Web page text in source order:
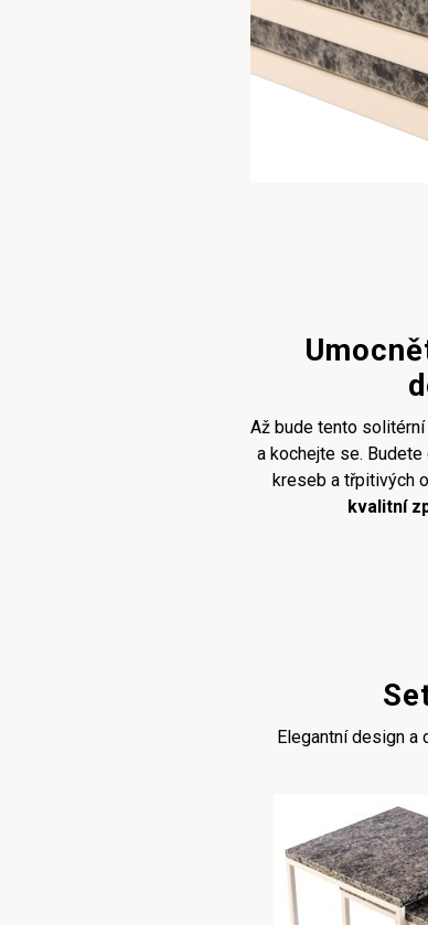
Až bude tento
a kochejte se.
kreseb a třpitivých
kvalitní
Elegantní design a